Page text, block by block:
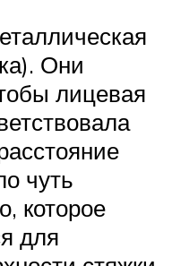
Они
лицевая
чуть
которое
для